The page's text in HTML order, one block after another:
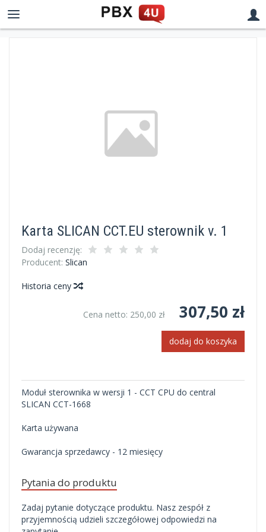
Karta SLICAN CCT.EU sterownik v. 1
Dodaj recenzję:
Producent: Slican
Historia ceny
Cena netto: 250,00 zł 307,50 zł
dodaj do koszyka
Moduł sterownika w wersji 1 - CCT CPU do central
SLICAN CCT-1668
Karta używana
Gwarancja sprzedawcy - 12 miesięcy
Pytania do produktu
Zadaj pytanie dotyczące produktu. Nasz zespół z
przyjemnością udzieli szczegółowej odpowiedzi na